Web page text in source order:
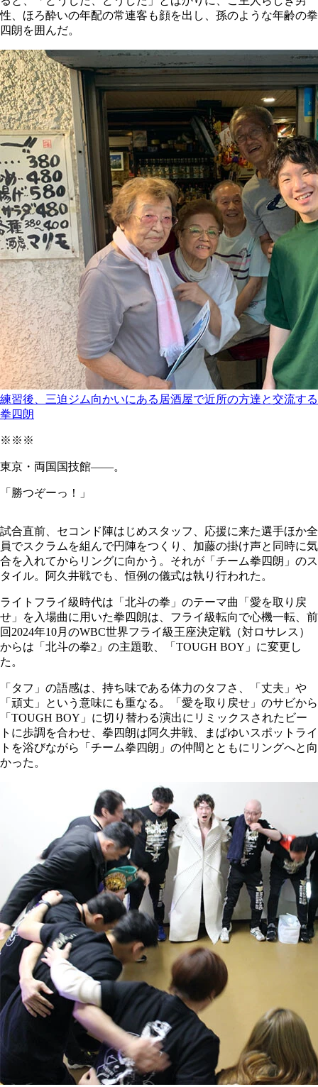
性、ほろ酔いの年配の常連客も顔を出し、孫のような年齢の拳
四朗を囲んだ。
練習後、三迫ジム向かいにある居酒屋で近所の方達と交流する
拳四朗
※※※
東京・両国国技館――。
「勝つぞーっ！」
試合直前、セコンド陣はじめスタッフ、応援に来た選手ほか全
員でスクラムを組んで円陣をつくり、加藤の掛け声と同時に気
合を入れてからリングに向かう。それが「チーム拳四朗」のス
タイル。阿久井戦でも、恒例の儀式は執り行われた。
ライトフライ級時代は「北斗の拳」のテーマ曲「愛を取り戻
せ」を入場曲に用いた拳四朗は、フライ級転向で心機一転、前
回2024年10月のWBC世界フライ級王座決定戦（対ロサレス）
からは「北斗の拳2」の主題歌、「TOUGH BOY」に変更し
た。
「タフ」の語感は、持ち味である体力のタフさ、「丈夫」や
「頑丈」という意味にも重なる。「愛を取り戻せ」のサビから
「TOUGH BOY」に切り替わる演出にリミックスされたビー
トに歩調を合わせ、拳四朗は阿久井戦、まばゆいスポットライ
トを浴びながら「チーム拳四朗」の仲間とともにリングへと向
かった。